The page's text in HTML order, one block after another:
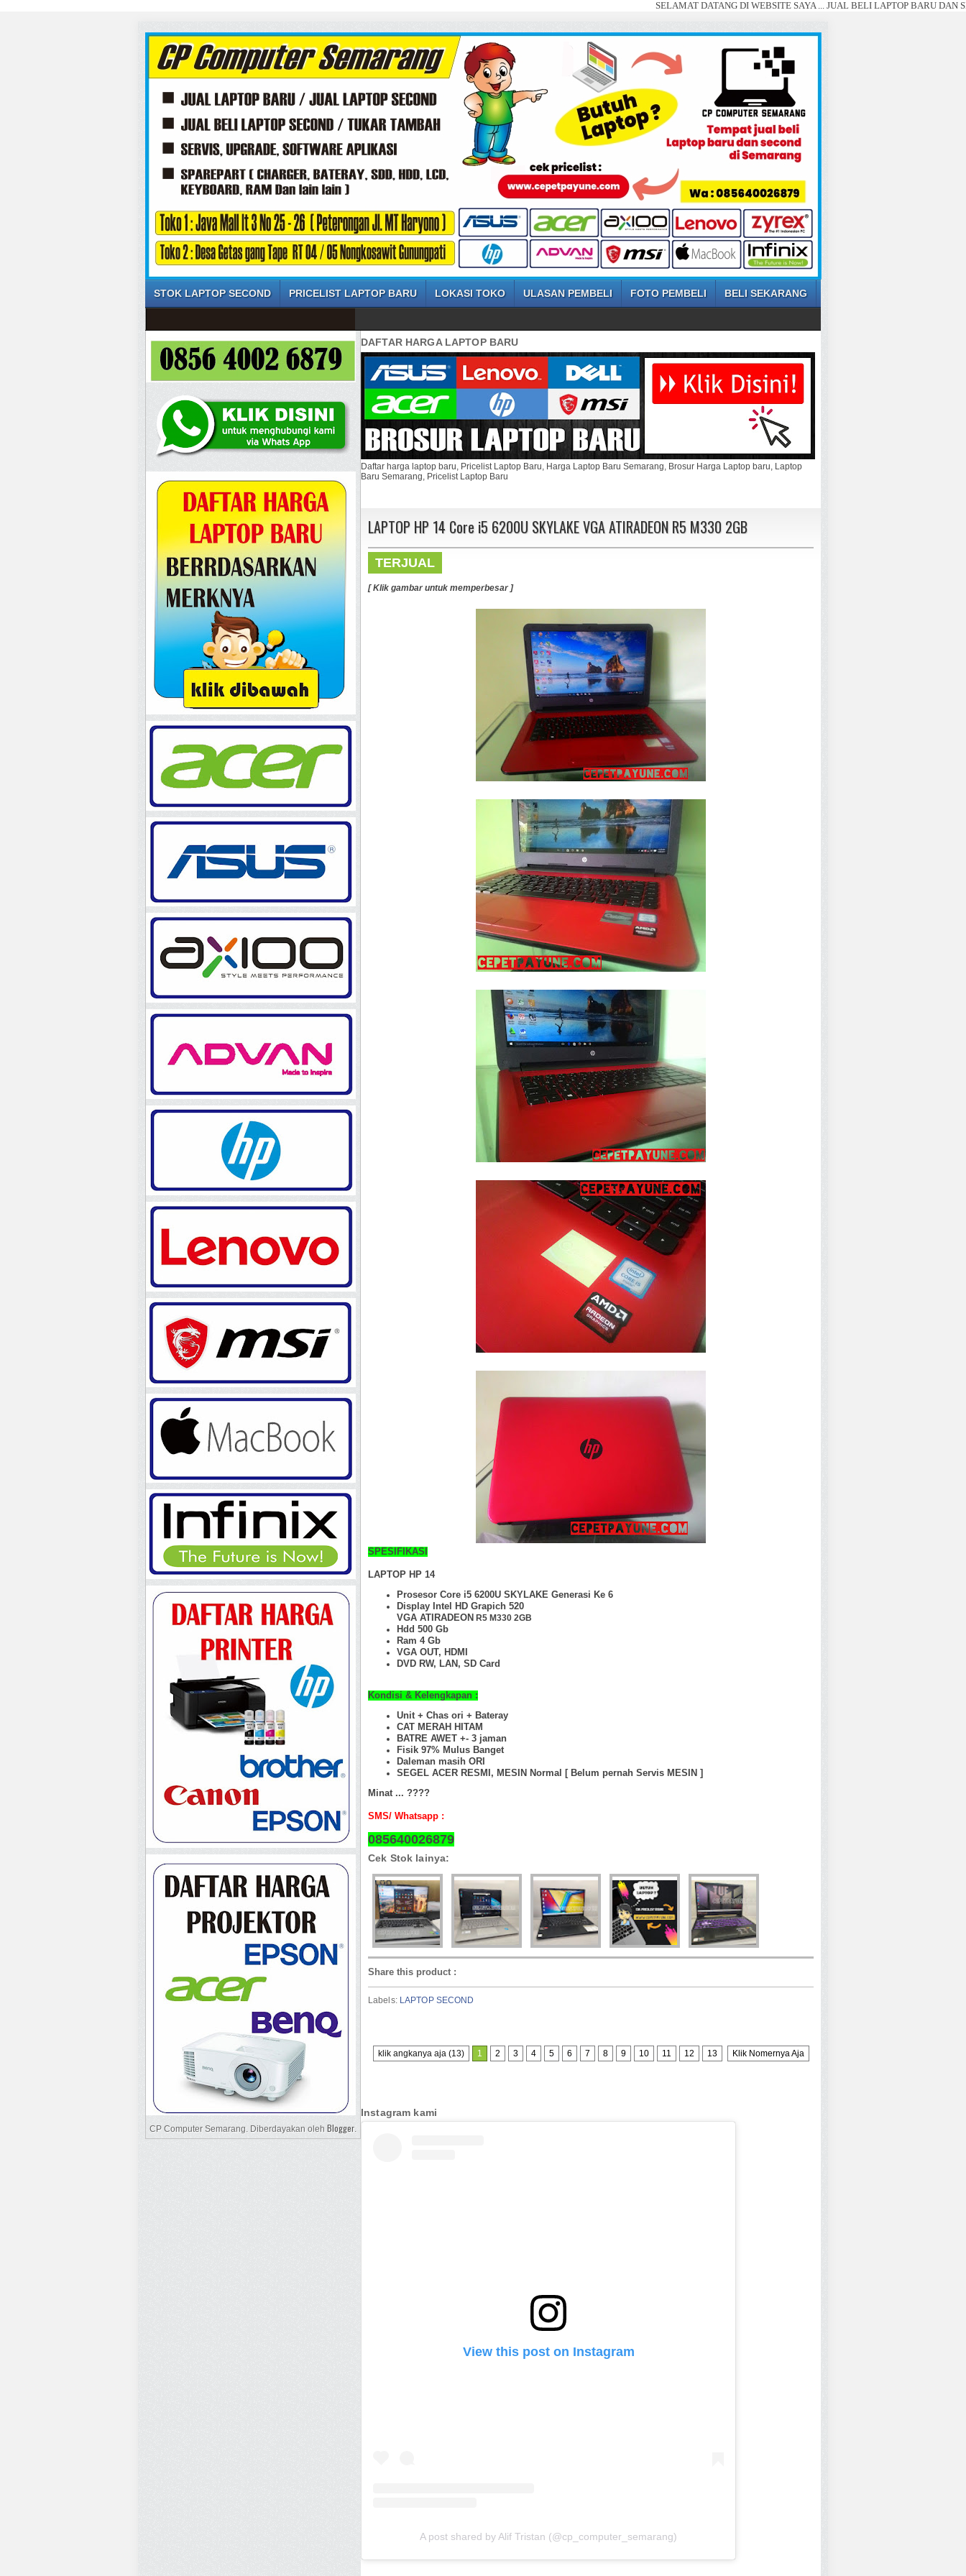
SELAMAT DATANG DI WEBSITE SAYA ... JUAL BELI LAPTOP BARU DAN SECOND
STOK LAPTOP SECOND PRICELIST LAPTOP BARU LOKASI TOKO ULASAN PEMBELI FOTO PEMBELI BELI SEKARANG
DAFTAR HARGA LAPTOP BARU
Daftar harga laptop baru, Pricelist Laptop Baru, Harga Laptop Baru Semarang, Brosur Harga Laptop baru, Laptop
Baru Semarang, Pricelist Laptop Baru
LAPTOP HP 14 Core i5 6200U SKYLAKE VGA ATIRADEON R5 M330 2GB
TERJUAL
[ Klik gambar untuk memperbesar ]
SPESIFIKASI
LAPTOP HP 14
Prosesor Core i5 6200U SKYLAKE Generasi Ke 6
Display Intel HD Grapich 520
VGA ATIRADEON R5 M330 2GB
Hdd 500 Gb
Ram 4 Gb
VGA OUT, HDMI
DVD RW, LAN, SD Card
Kondisi & Kelengkapan :
Unit + Chas ori + Bateray
CAT MERAH HITAM
BATRE AWET +- 3 jaman
Fisik 97% Mulus Banget
Daleman masih ORI
SEGEL ACER RESMI, MESIN Normal [ Belum pernah Servis MESIN ]
Minat ... ????
SMS/ Whatsapp :
085640026879
Cek Stok lainya:
Share this product :
Labels: LAPTOP SECOND
klik angkanya aja (13) 1 2 3 4 5 6 7 8 9 10 11 12 13 Klik Nomernya Aja
Instagram kami
View this post on Instagram
A post shared by Alif Tristan (@cp_computer_semarang)
CP Computer Semarang. Diberdayakan oleh Blogger.